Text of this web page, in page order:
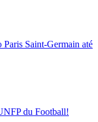
Saint-Germain até
du Football!